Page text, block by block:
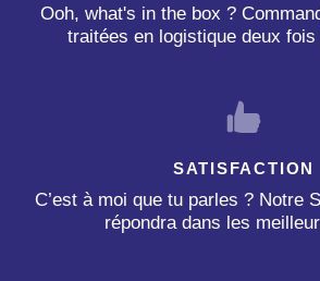
Ooh, what's in the box ?
traitées en logistique deux
SATISFACTION
C’est à moi que tu parles ? Notre
répondra dans les